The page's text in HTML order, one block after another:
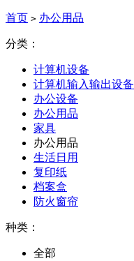
首页 > 办公用品
分类：
计算机设备
计算机输入输出设备
办公设备
办公用品
家具
办公用品
生活日用
复印纸
档案盒
防火窗帘
种类：
全部